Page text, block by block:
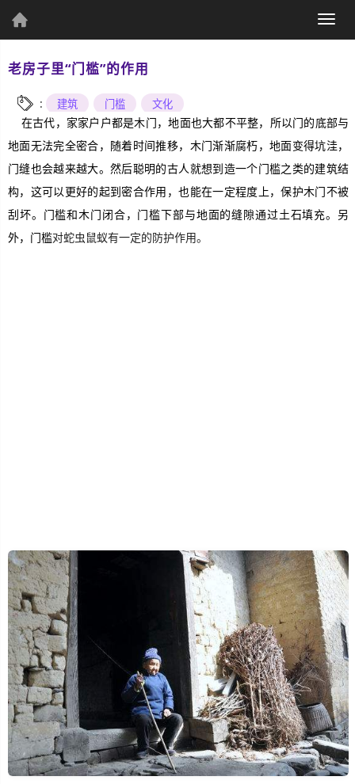
个人资料
个人主页 发表文章
误
软
件
教
程
Unity3D
SignalR
(current)
老房子里“门槛”的作用
: 建筑 门槛 文化
在古代，家家户户都是木门，地面也大都不平整，所以门的底部与
地面无法完全密合，随着时间推移，木门渐渐腐朽，地面变得坑洼，
门缝也会越来越大。然后聪明的古人就想到造一个门槛之类的建筑结
构，这可以更好的起到密合作用，也能在一定程度上，保护木门不被
刮坏。门槛和木门闭合，门槛下部与地面的缝隙通过土石填充。 另
外，门槛对蛇虫鼠蚁有一定的防护作用。